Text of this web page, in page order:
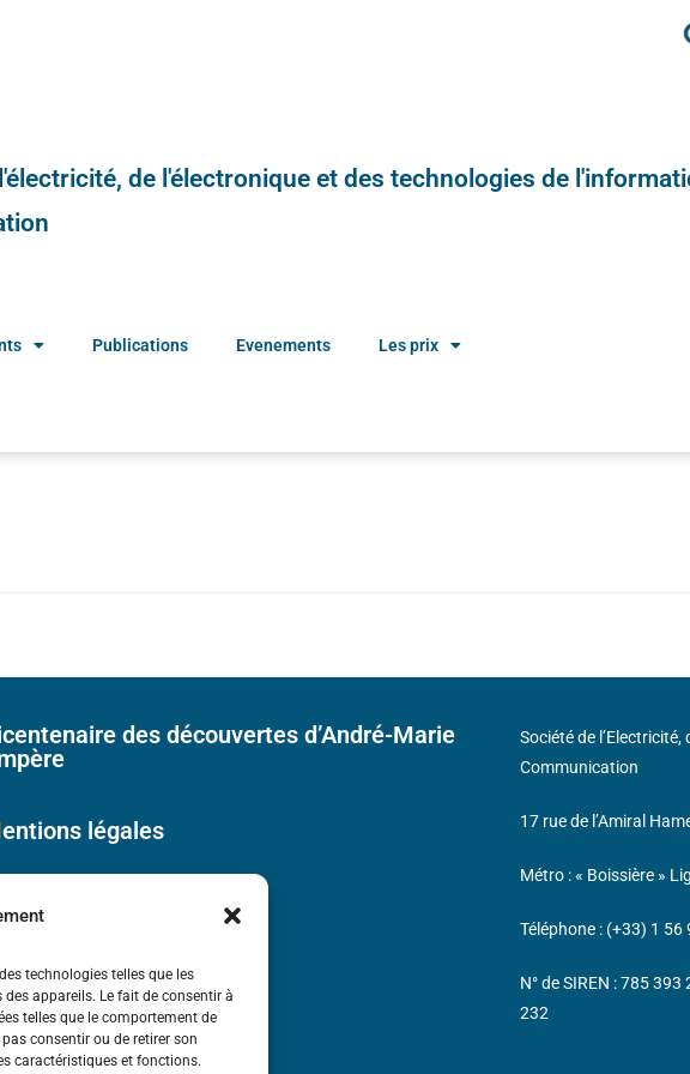
technologies telles que les
appareils. Le fait de consentir à
telles que le comportement de
consentir ou de retirer son
caractéristiques et fonctions.
de l'électronique et des technologies de
Publications Evenements Les prix
des découvertes d’André-Marie
légales
Société de
Communication
17 rue de l’Amiral
Métro : « Boissière »
Téléphone : (+33) 1 56
N° de SIREN : 785
232